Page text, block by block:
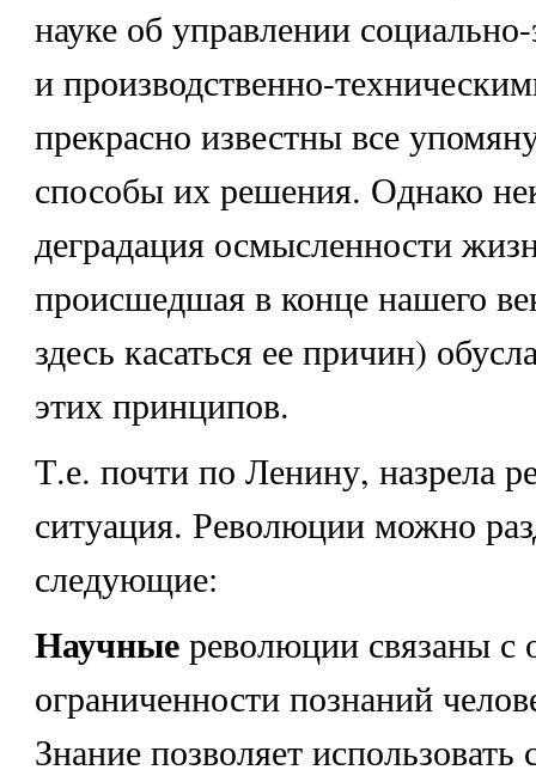
науке об управлении
и производственно-
прекрасно известны все
способы их решения. Однако
деградация осмысленности
происшедшая в конце нашего
здесь касаться ее причин)
этих принципов.
Т.е. почти по Ленину, назрела
ситуация. Революции можно
следующие:
Научные революции связаны с
ограниченности познаний
Знание позволяет